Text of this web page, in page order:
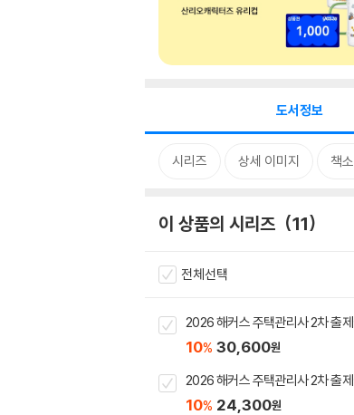
도서정보
시리즈 상세 이미지 책
이 상품의 시리즈 11
전체선택
2026 해커스 주택관리사 2차 출
10% 30,600원
2026 해커스 주택관리사 2차 출
10% 24,300원